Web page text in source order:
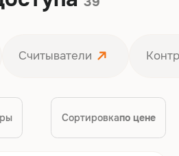
Считыватели
Сортировкапо цене